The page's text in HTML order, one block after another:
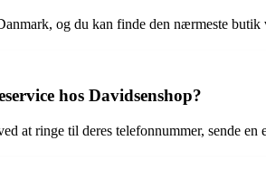
og du kan finde den nærmeste butik
hos Davidsenshop?
at ringe til deres telefonnummer, sende